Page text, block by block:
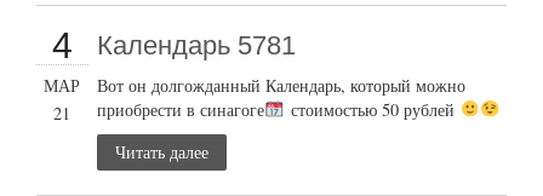
4
МАР
21
Календарь 5781
Вот он долгожданный Календарь, который можно
приобрести в синагоге
стоимостью 50 рублей
Читать далее